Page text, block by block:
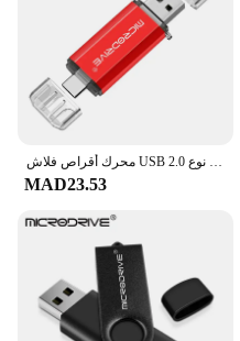
محرك أقراص فلاش USB 2.0 نوع C ، محرك أقراص OTG ، تخزين خارجي بندريف ، هاتف ذكي ، كمبيوتر شخصي ، 128 جيجابايت ، 64 جيجابايت ، 32 جيجابايت ، 16 جيجابايت ، 8 جيجابايت ، 4 جيجابايت
MAD23.53